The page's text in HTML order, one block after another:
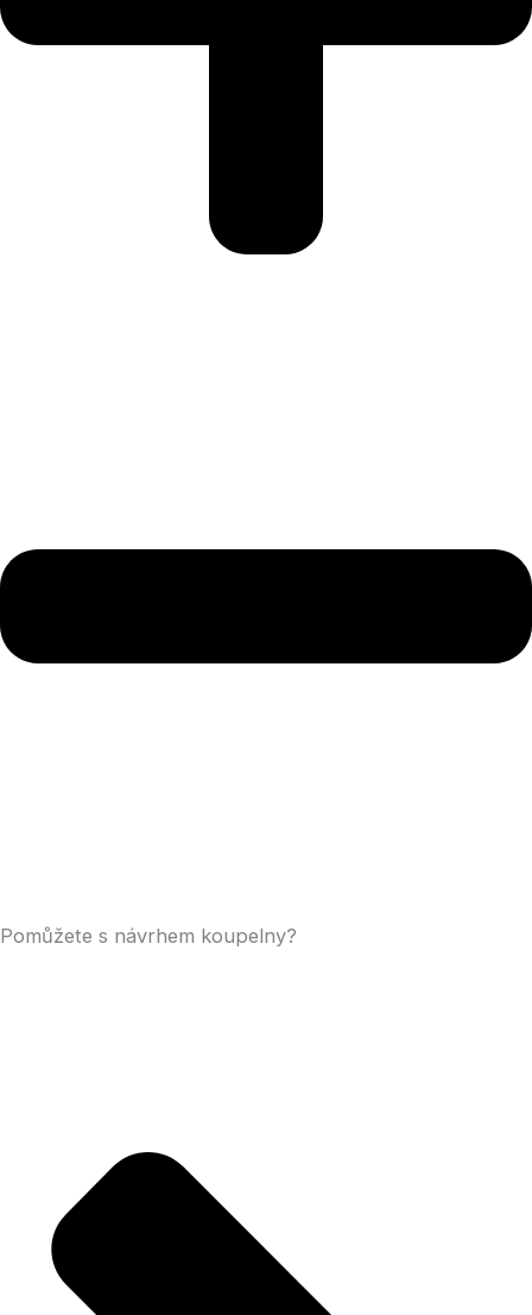
Pomůžete s návrhem koupelny?